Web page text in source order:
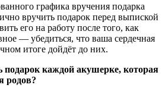
графика вручения подарка
вручить подарок перед выпиской
его на работу после того, как
— убедиться, что ваша сердечная
итоге дойдёт до них.
подарок каждой акушерке, которая
родов?